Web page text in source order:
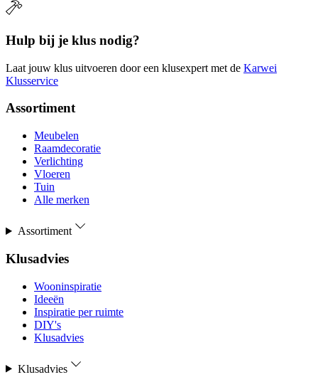
Hulp bij je klus nodig?
Laat jouw klus uitvoeren door een klusexpert met de Karwei
Klusservice
Assortiment
Meubelen
Raamdecoratie
Verlichting
Vloeren
Tuin
Alle merken
Assortiment
Klusadvies
Wooninspiratie
Ideeën
Inspiratie per ruimte
DIY's
Klusadvies
Klusadvies